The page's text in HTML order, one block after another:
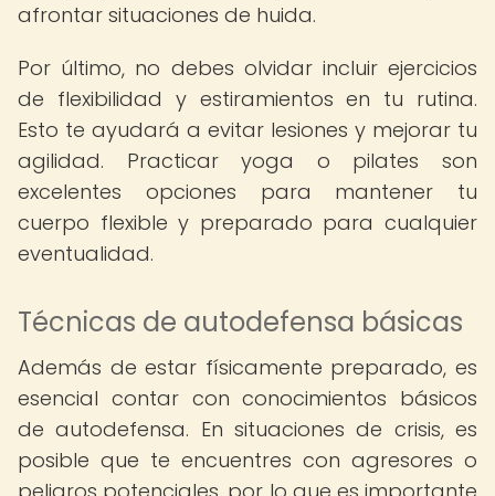
afrontar situaciones de huida.
Por último, no debes olvidar incluir ejercicios
de flexibilidad y estiramientos en tu rutina.
Esto te ayudará a evitar lesiones y mejorar tu
agilidad. Practicar yoga o pilates son
excelentes opciones para mantener tu
cuerpo flexible y preparado para cualquier
eventualidad.
Técnicas de autodefensa básicas
Además de estar físicamente preparado, es
esencial contar con conocimientos básicos
de autodefensa. En situaciones de crisis, es
posible que te encuentres con agresores o